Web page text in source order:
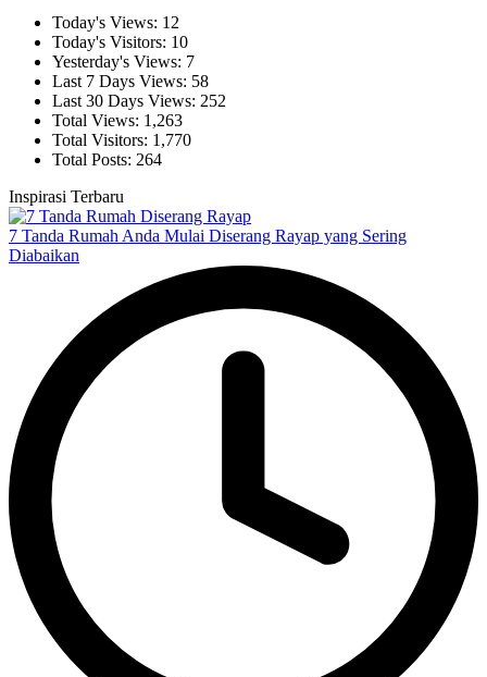
Today's Views: 12
Today's Visitors: 10
Yesterday's Views: 7
Last 7 Days Views: 58
Last 30 Days Views: 252
Total Views: 1,263
Total Visitors: 1,770
Total Posts: 264
Inspirasi Terbaru
7 Tanda Rumah Anda Mulai Diserang Rayap yang Sering
Diabaikan